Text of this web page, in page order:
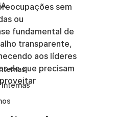
internas
sem
ou
fundamental de
transparente,
aos líderes
de que precisam